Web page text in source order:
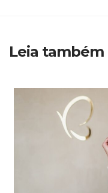
Leia também